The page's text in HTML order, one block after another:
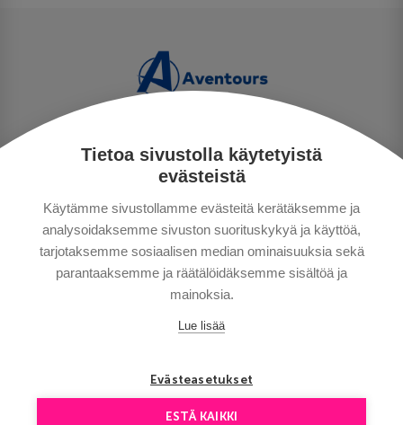
Tietoa sivustolla käytetyistä
evästeistä
Käytämme sivustollamme evästeitä kerätäksemme ja
analysoidaksemme sivuston suorituskykyä ja käyttöä,
tarjotaksemme sosiaalisen median ominaisuuksia sekä
parantaaksemme ja räätälöidäksemme sisältöä ja
mainoksia.
Lue lisää
Evästeasetukset
ESTÄ KAIKKI
PERSONUPPGIFTSPOLICY
BETALNINGSVILLKOR
RESEVILLKOR
BRA ATT VETA
KONTAKTA OSS
Copyright © Aventours 2026